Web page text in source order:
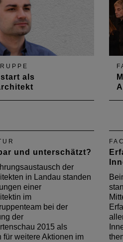
speziell im
auf den Internetauftritt
als
berichtet er über
und unterschätzt?
der
in Landau standen
einer
im
bei der
der
2015 als
für weitere Aktionen im